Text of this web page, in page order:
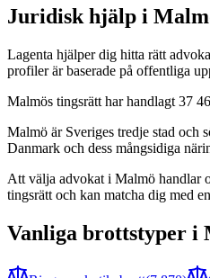
Juridisk hjälp i
Lagenta hjälper dig hitta rätt
profiler är baserade på offentliga
Malmös tingsrätt har handlagt 37
Malmö är Sveriges tredje stad och
Danmark och dess mångsidiga
Att välja advokat i Malmö handlar
tingsrätt och kan matcha dig med
Vanliga brottstyper i